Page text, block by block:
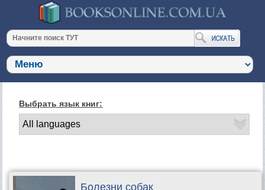
Выбрать язык книг:
Болезни собак